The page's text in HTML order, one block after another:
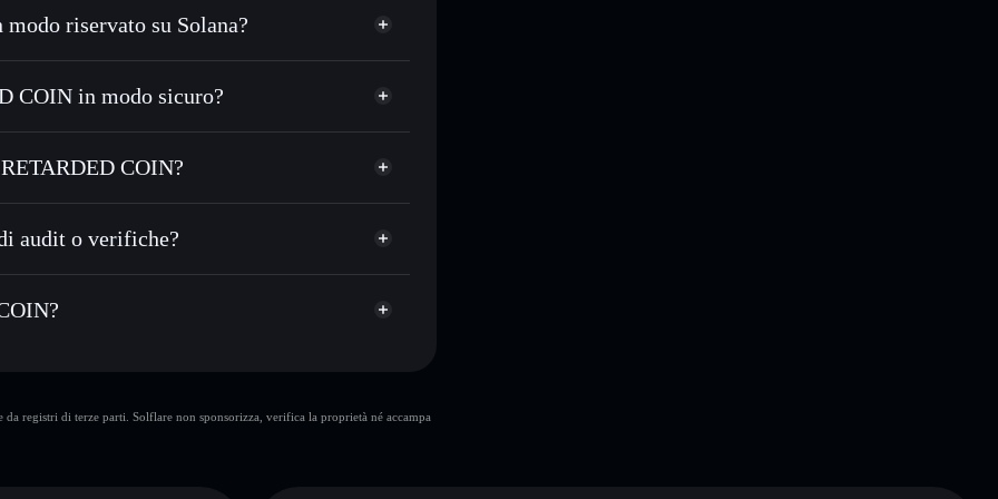
o in migliaia di altri token Solana al prezzo migliore
nel tempo
pubblicamente i wallet usando l’Aggregatore di
riservato su Solana?
COIN in modo sicuro?
wallet non-custodial
COIN?
COIN
URC
audit o verifiche?
COIN
singolo
registri di terze parti. Solflare non sponsorizza, verifica la proprietà né accampa